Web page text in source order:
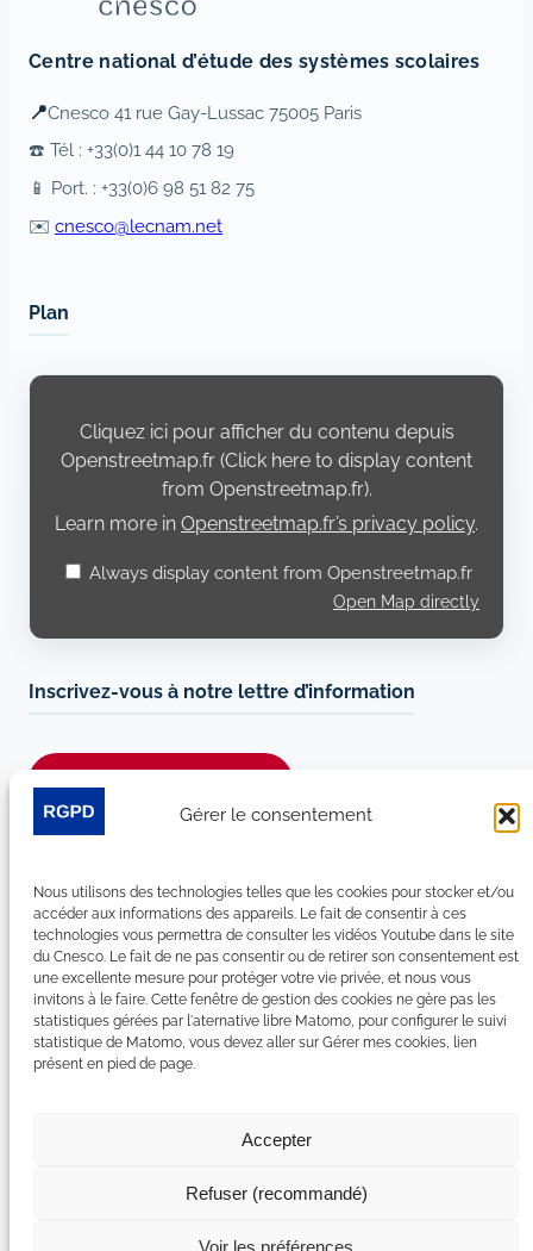
Gérer le consentement
Nous utilisons des technologies telles que les cookies pour stocker et/ou
accéder aux informations des appareils. Le fait de consentir à ces
technologies vous permettra de consulter les vidéos Youtube dans le site
du Cnesco. Le fait de ne pas consentir ou de retirer son consentement est
une excellente mesure pour protéger votre vie privée, et nous vous
invitons à le faire. Cette fenêtre de gestion des cookies ne gère pas les
statistiques gérées par l'aternative libre Matomo, pour configurer le suivi
statistique de Matomo, vous devez aller sur Gérer mes cookies, lien
présent en pied de page.
Accepter
Refuser (recommandé)
Voir les préférences
Centre national d’étude des systèmes scolaires
📍Cnesco 41 rue Gay-Lussac 75005 Paris
☎️ Tél : +33(0)1 44 10 78 19
📱 Port. : +33(0)6 98 51 82 75
✉️ cnesco@lecnam.net
Plan
Display
Openstreetmap.fr
Cliquez ici pour afficher du contenu depuis
Openstreetmap.fr (Click here to display content
from Openstreetmap.fr).
Learn more in Openstreetmap.fr’s privacy policy.
Always display content from Openstreetmap.fr
Open Map directly
Inscrivez-vous à notre lettre d’information
LinkedIn
YouTube
Facebook
Bluesky
Plan du site
Mentions légales
Gérer mes cookies
Déclaration de confidentialité